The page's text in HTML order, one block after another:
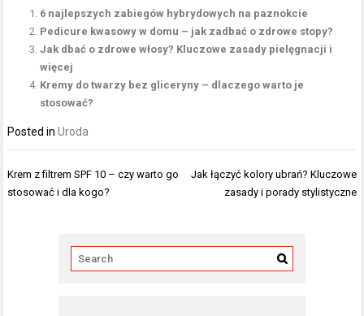
6 najlepszych zabiegów hybrydowych na paznokcie
Pedicure kwasowy w domu – jak zadbać o zdrowe stopy?
Jak dbać o zdrowe włosy? Kluczowe zasady pielęgnacji i
więcej
Kremy do twarzy bez gliceryny – dlaczego warto je
stosować?
Posted inUroda
Nawigacja
wpisu
Krem z filtrem SPF 10 – czy warto go
stosować i dla kogo?
Jak łączyć kolory ubrań? Kluczowe
zasady i porady stylistyczne